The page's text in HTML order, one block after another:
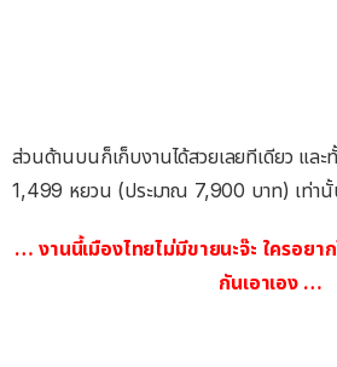
ส่วนด้านบนก็เก็บงานได้สวยเลยทีเดียว แล
1,499 หยวน (ประมาณ 7,900 บาท) เท่านั้
… งานนี้เมืองไทยไม่มีขายนะจ๊ะ ใครอยา
กันเอาเอง …